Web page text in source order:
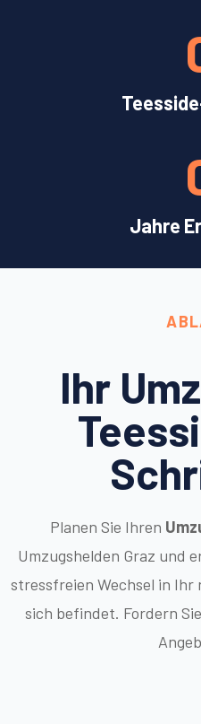
Jahre
Ihr
Planen Sie Ihren
Umzugshelden Graz und
stressfreien Wechsel in Ihr
sich befindet. Fordern